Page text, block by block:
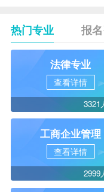
热门专业 报
法律专业
查看详情
3321
工商企业管理
查看详情
2999